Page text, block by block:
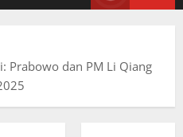
Prabowo dan PM Li Qiang